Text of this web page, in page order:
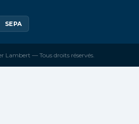
SEPA
Lambert — Tous droits réservés.